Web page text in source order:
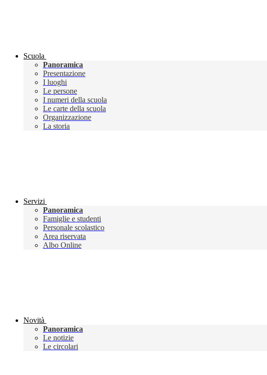
Scuola
Panoramica
Presentazione
I luoghi
Le persone
I numeri della scuola
Le carte della scuola
Organizzazione
La storia
Servizi
Panoramica
Famiglie e studenti
Personale scolastico
Area riservata
Albo Online
Novità
Panoramica
Le notizie
Le circolari